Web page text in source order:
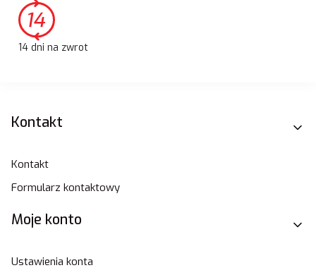
14 dni na zwrot
Linki w stopce
Kontakt
Kontakt
Formularz kontaktowy
Moje konto
Ustawienia konta